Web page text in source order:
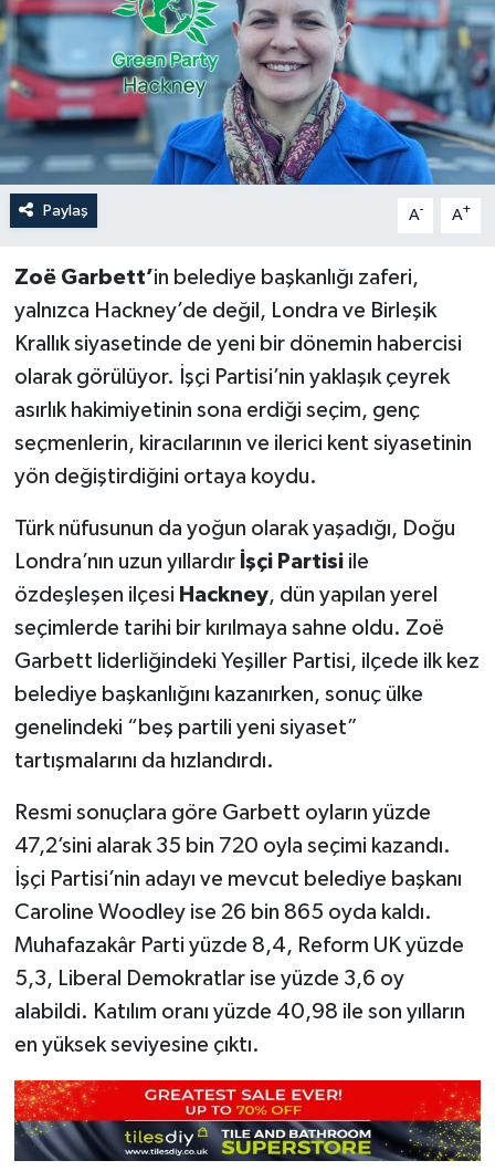
Paylaş A- A+
Zoë Garbett’in belediye başkanlığı zaferi,
yalnızca Hackney’de değil, Londra ve Birleşik
Krallık siyasetinde de yeni bir dönemin habercisi
olarak görülüyor. İşçi Partisi’nin yaklaşık çeyrek
asırlık hakimiyetinin sona erdiği seçim, genç
seçmenlerin, kiracılarının ve ilerici kent siyasetinin
yön değiştirdiğini ortaya koydu.
Türk nüfusunun da yoğun olarak yaşadığı, Doğu
Londra’nın uzun yıllardır İşçi Partisiile
özdeşleşen ilçesi Hackney, dün yapılan yerel
seçimlerde tarihi bir kırılmaya sahne oldu. Zoë
Garbett liderliğindeki Yeşiller Partisi, ilçede ilk kez
belediye başkanlığını kazanırken, sonuç ülke
genelindeki “beş partili yeni siyaset”
tartışmalarını da hızlandırdı.
Resmi sonuçlara göre Garbett oyların yüzde
47,2’sini alarak 35 bin 720 oyla seçimi kazandı.
İşçi Partisi’nin adayı ve mevcut belediye başkanı
Caroline Woodley ise 26 bin 865 oyda kaldı.
Muhafazakâr Parti yüzde 8,4, Reform UK yüzde
5,3, Liberal Demokratlar ise yüzde 3,6 oy
alabildi. Katılım oranı yüzde 40,98 ile son yılların
en yüksek seviyesine çıktı.